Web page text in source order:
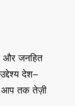
और जनहित
देश–
आप तक तेज़ी